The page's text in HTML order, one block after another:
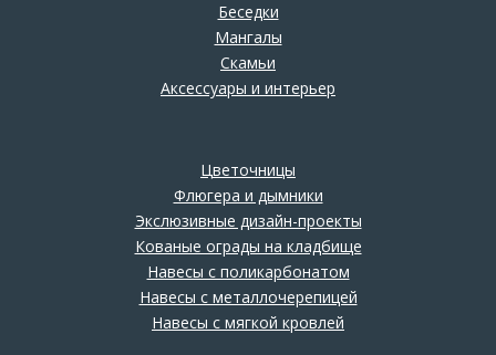
Беседки
Мангалы
Скамьи
Аксессуары и интерьер
Цветочницы
Флюгера и дымники
Экслюзивные дизайн-проекты
Кованые ограды на кладбище
Навесы с поликарбонатом
Навесы с металлочерепицей
Навесы с мягкой кровлей